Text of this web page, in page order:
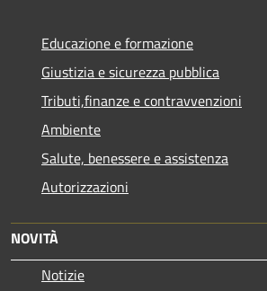
Educazione e formazione
Giustizia e sicurezza pubblica
Tributi,finanze e contravvenzioni
Ambiente
Salute, benessere e assistenza
Autorizzazioni
NOVITÀ
Notizie